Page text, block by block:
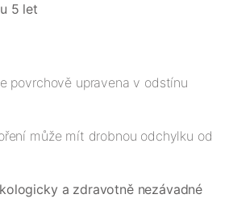
5 let
povrchově upravena v odstínu
může mít drobnou odchylku od
a zdravotně nezávadné